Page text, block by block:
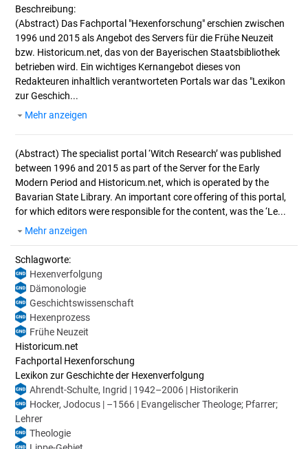
Beschreibung:
(Abstract) Das Fachportal "Hexenforschung" erschien zwischen
1996 und 2015 als Angebot des Servers für die Frühe Neuzeit
bzw. Historicum.net, das von der Bayerischen Staatsbibliothek
betrieben wird. Ein wichtiges Kernangebot dieses von
Redakteuren inhaltlich verantworteten Portals war das "Lexikon
zur Geschich...
Mehr anzeigen
(Abstract) The specialist portal ‘Witch Research’ was published
between 1996 and 2015 as part of the Server for the Early
Modern Period and Historicum.net, which is operated by the
Bavarian State Library. An important core offering of this portal,
for which editors were responsible for the content, was the ‘Le...
Mehr anzeigen
Schlagworte:
Hexenverfolgung
Dämonologie
Geschichtswissenschaft
Hexenprozess
Frühe Neuzeit
Historicum.net
Fachportal Hexenforschung
Lexikon zur Geschichte der Hexenverfolgung
Ahrendt-Schulte, Ingrid | 1942–2006 | Historikerin
Hocker, Jodocus | –1566 | Evangelischer Theologe; Pfarrer;
Lehrer
Theologie